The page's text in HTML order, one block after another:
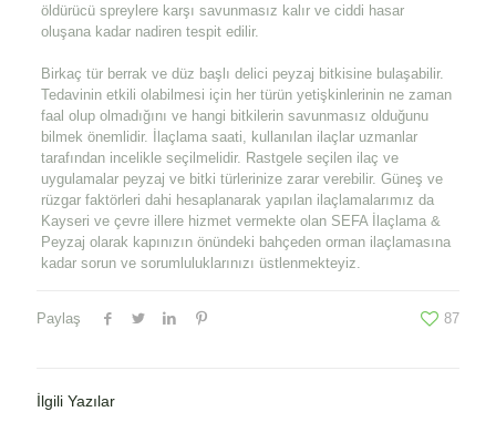
öldürücü spreylere karşı savunmasız kalır ve ciddi hasar
oluşana kadar nadiren tespit edilir.
Birkaç tür berrak ve düz başlı delici peyzaj bitkisine bulaşabilir.
Tedavinin etkili olabilmesi için her türün yetişkinlerinin ne zaman
faal olup olmadığını ve hangi bitkilerin savunmasız olduğunu
bilmek önemlidir. İlaçlama saati, kullanılan ilaçlar uzmanlar
tarafından incelikle seçilmelidir. Rastgele seçilen ilaç ve
uygulamalar peyzaj ve bitki türlerinize zarar verebilir. Güneş ve
rüzgar faktörleri dahi hesaplanarak yapılan ilaçlamalarımız da
Kayseri ve çevre illere hizmet vermekte olan SEFA İlaçlama &
Peyzaj olarak kapınızın önündeki bahçeden orman ilaçlamasına
kadar sorun ve sorumluluklarınızı üstlenmekteyiz.
Paylaş 87
İlgili Yazılar